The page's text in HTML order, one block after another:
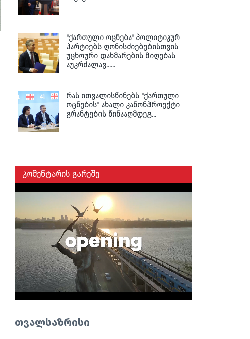
"ქართული ოცნება" პოლიტიკურ
პარტიებს ღონისძიებებისთვის
უცხოური დახმარების მიღებას
აუკრძალავ......
რას ითვალისწინებს "ქართული
ოცნების" ახალი კანონპროექტი
გრანტების წინააღმდეგ...
კომენტარის გარეშე
თვალსაზრისი